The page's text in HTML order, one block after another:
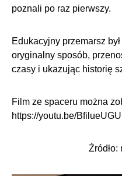
poznali po raz pierwszy.
Edukacyjny przemarsz
oryginalny sposób,
czasy i ukazując historię
Film ze spaceru można
https://youtu.be/
Źródło: